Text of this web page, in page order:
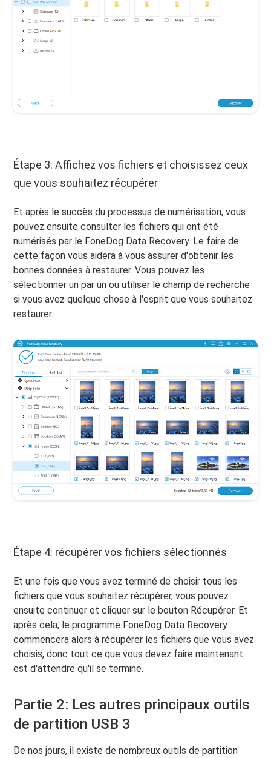
Étape 3: Affichez vos fichiers et choisissez ceux
que vous souhaitez récupérer
Et après le succès du processus de numérisation, vous
pouvez ensuite consulter les fichiers qui ont été
numérisés par le FoneDog Data Recovery. Le faire de
cette façon vous aidera à vous assurer d'obtenir les
bonnes données à restaurer. Vous pouvez les
sélectionner un par un ou utiliser le champ de recherche
si vous avez quelque chose à l'esprit que vous souhaitez
restaurer.
Étape 4: récupérer vos fichiers sélectionnés
Et une fois que vous avez terminé de choisir tous les
fichiers que vous souhaitez récupérer, vous pouvez
ensuite continuer et cliquer sur le bouton Récupérer. Et
après cela, le programme FoneDog Data Recovery
commencera alors à récupérer les fichiers que vous avez
choisis, donc tout ce que vous devez faire maintenant
est d'attendre qu'il se termine.
Partie 2: Les autres principaux outils
de partition USB 3
De nos jours, il existe de nombreux outils de partition